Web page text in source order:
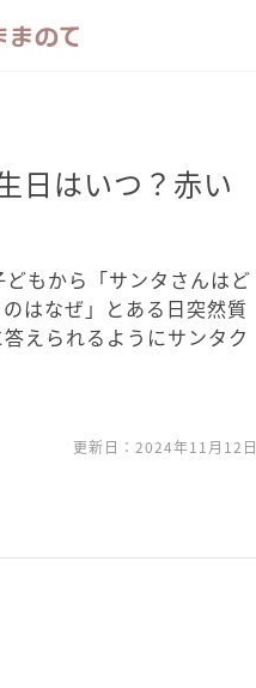
日はいつ？赤い
もから「サンタさんはど
はなぜ」とある日突然質
えられるようにサンタク
更新日： 2024年11月12日